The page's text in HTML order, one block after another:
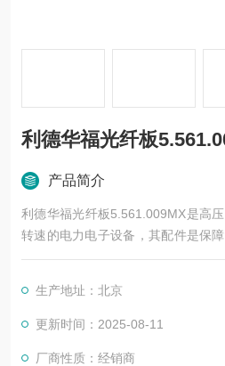
利德华福光纤板
产品简介
利德华福光纤板5.561.009MX是高
转速的电力电子设备，其配件是保
展及维护维修的重要组成部分。这
生产地址：北京
更新时间：2025-08-11
厂商性质：经销商